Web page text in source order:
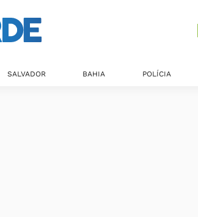
SALVADOR BAHIA POLÍCIA